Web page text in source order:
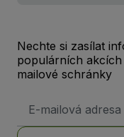
Nechte si zasílat
populárních
mailové schránky
adresa